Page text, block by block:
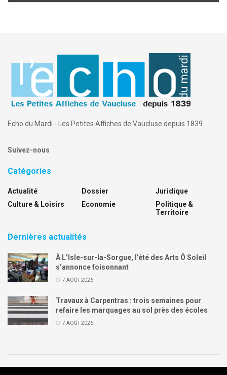
Echo du Mardi - Les Petites Affiches de Vaucluse depuis 1839
Suivez-nous
Catégories
Actualité
Culture & Loisirs
Dossier
Economie
Juridique
Politique &
Territoire
Dernières actualités
À L’Isle-sur-la-Sorgue, l’été des Arts Ô Soleil
s’annonce foisonnant
7 AOÛT 2026
Travaux à Carpentras : trois semaines pour
refaire les marquages au sol près des écoles
7 AOÛT 2026